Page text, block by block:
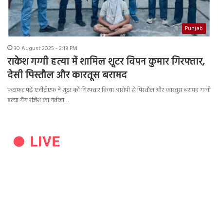
Punjab
30 August 2025 - 2:13 PM
राकेश गग्गी हत्या में शामिल शूटर विपन कुमार गिरफ्तार,
देसी पिस्तौल और कारतूस बरामद
फटाफट पढ़ें एजीटीएफ ने शूटर को गिरफ्तार किया आरोपी से पिस्तौल और कारतूस बरामद गग्गी
हत्या गैंग रंजिश का नतीजा…